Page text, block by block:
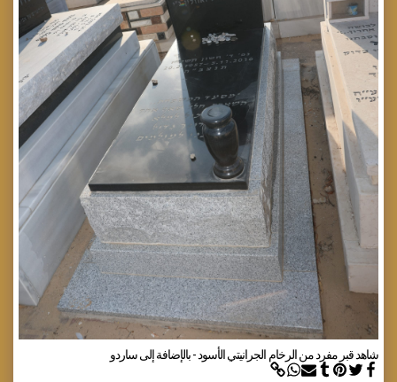
شاهد قبر مفرد من الرخام الجرانيتي الأسود - بالإضافة إلى ساردو